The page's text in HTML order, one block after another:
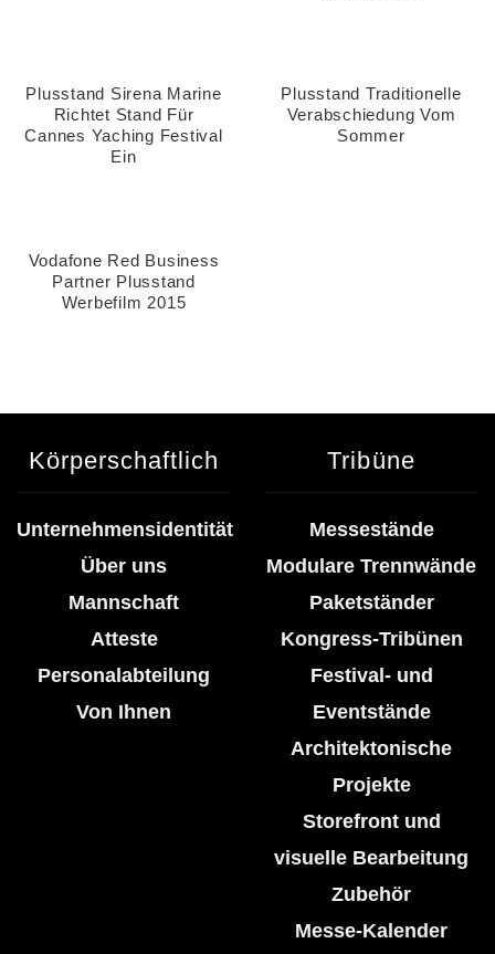
Plusstand Sirena Marine
Richtet Stand Für
Cannes Yaching Festival
Ein
Plusstand Traditionelle
Verabschiedung Vom
Sommer
Vodafone Red Business
Partner Plusstand
Werbefilm 2015
Körperschaftlich
Unternehmensidentität
Über uns
Mannschaft
Atteste
Personalabteilung
Von Ihnen
Tribüne
Messestände
Modulare Trennwände
Paketständer
Kongress-Tribünen
Festival- und
Eventstände
Architektonische
Projekte
Storefront und
visuelle Bearbeitung
Zubehör
Messe-Kalender